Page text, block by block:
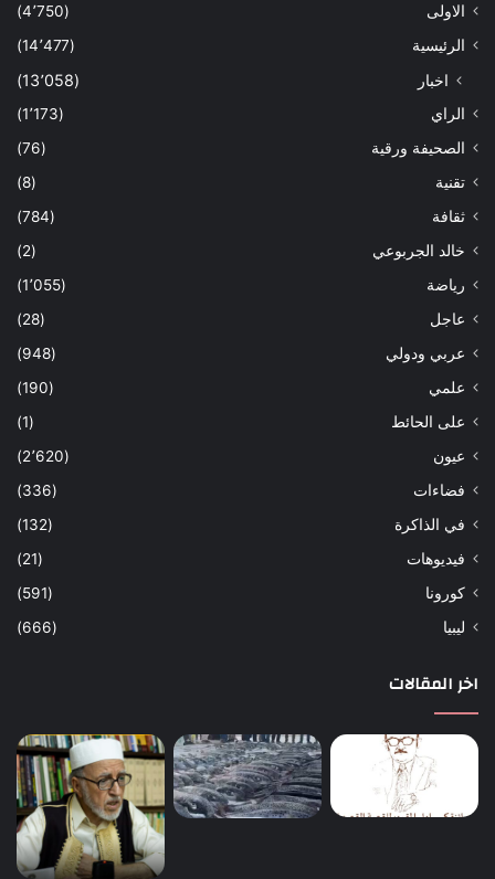
الاولى
(4٬750)
الرئيسية
(14٬477)
اخبار (13٬058)
الراي
(1٬173)
الصحيفة ورقية
(76)
تقنية
(8)
ثقافة
(784)
خالد الجربوعي
(2)
رياضة
(1٬055)
عاجل
(28)
عربي ودولي
(948)
علمي
(190)
على الحائط
(1)
عيون
(2٬620)
فضاءات
(336)
في الذاكرة
(132)
فيديوهات
(21)
كورونا
(591)
ليبيا
(666)
اخر المقالات